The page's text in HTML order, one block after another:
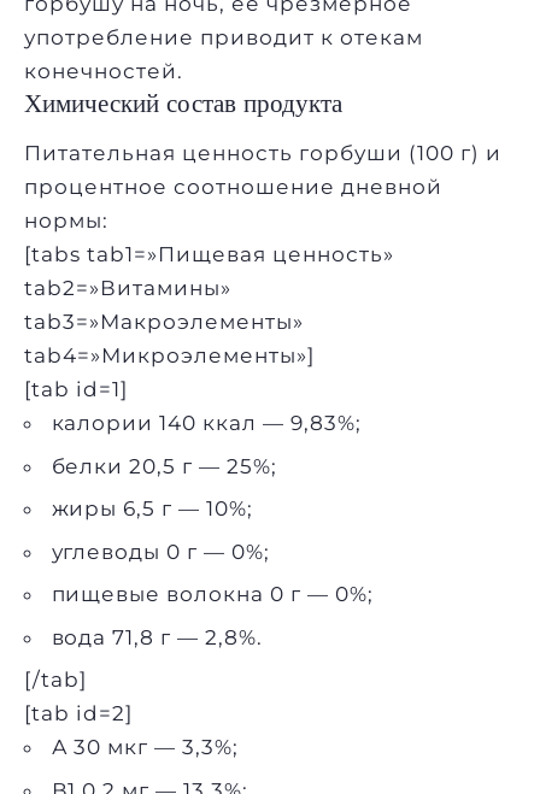
употребление приводит к отекам
конечностей.
Химический состав продукта
Питательная ценность горбуши (100 г) и
процентное соотношение дневной
нормы:
[tabs tab1=»Пищевая ценность»
tab2=»Витамины»
tab3=»Макроэлементы»
tab4=»Микроэлементы»]
[tab id=1]
калории 140 ккал — 9,83%;
белки 20,5 г — 25%;
жиры 6,5 г — 10%;
углеводы 0 г — 0%;
пищевые волокна 0 г — 0%;
вода 71,8 г — 2,8%.
[/tab]
[tab id=2]
А 30 мкг — 3,3%;